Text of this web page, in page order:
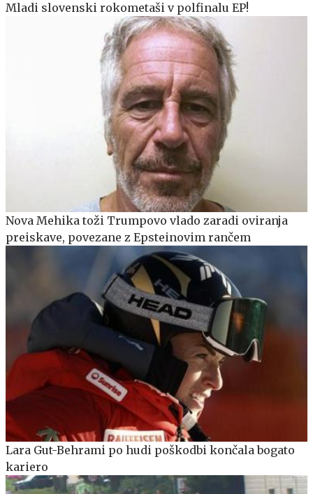
Mladi slovenski rokometaši v polfinalu EP!
Nova Mehika toži Trumpovo vlado zaradi oviranja
preiskave, povezane z Epsteinovim rančem
Lara Gut-Behrami po hudi poškodbi končala bogato
kariero